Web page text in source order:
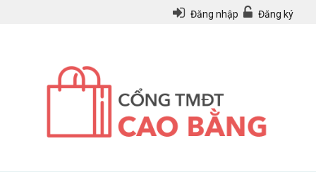
Đăng nhập Đăng ký